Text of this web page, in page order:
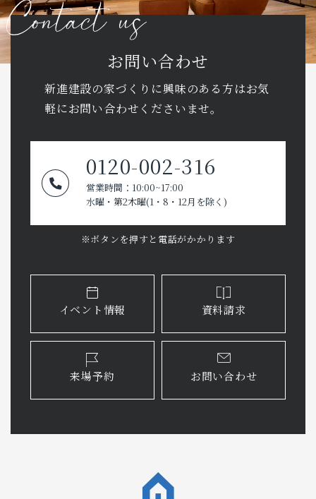
お問い合わせ
新進建設の家づくりに興味のある方はお気
軽にお問い合わせくださいませ。
0120-002-316
営業時間：10:00~17:00
水曜・第2木曜(1・8・12月を除く)
※ボタンを押すと電話がかかります
イベント情報 資料請求
来場予約 お問い合わせ